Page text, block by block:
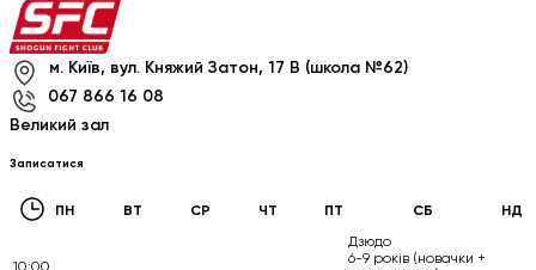
м. Київ, вул. Княжий Затон, 17 В (школа №62)
067 866 16 08
Великий зал
Записатися
ПН ВТ СР ЧТ ПТ СБ НД
10:00
Дзюдо
6-9 років (новачки +